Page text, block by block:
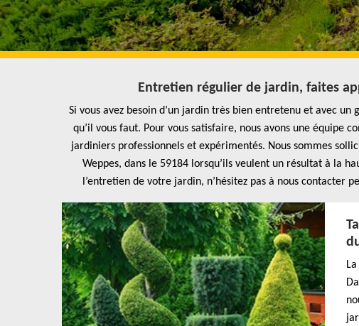
Entretien régulier de jardin, faites
Si vous avez besoin d’un jardin très bien entretenu et avec
qu’il vous faut. Pour vous satisfaire, nous avons une équipe
jardiniers professionnels et expérimentés. Nous sommes
Weppes, dans le 59184 lorsqu’ils veulent un résultat à la
l’entretien de votre jardin, n’hésitez pas à nous contacter